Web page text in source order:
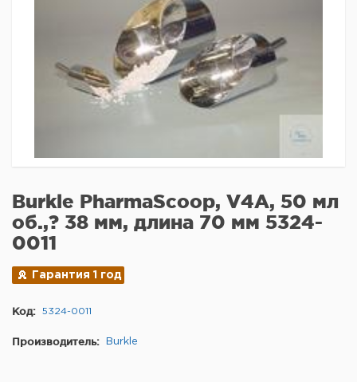
Burkle PharmaScoop, V4A, 50 мл
об.,? 38 мм, длина 70 мм 5324-
0011
Гарантия 1 год
Код: 5324-0011
Производитель: Burkle